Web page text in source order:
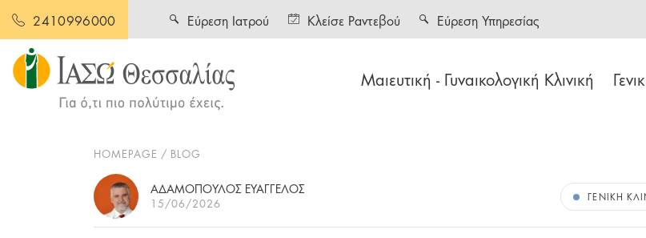
2410996000
Μαιευτική - Γυναικολογική Κλινική
Εύρεση Ιατρού Κλείσε Ραντεβού Εύρεση Υπηρεσίας
HOMEPAGE BLOG
ΑΔΑΜΟΠΟΥΛΟΣ ΕΥΑΓΓΕΛΟΣ
15/06/2026 ΓΕΝΙΚΉ